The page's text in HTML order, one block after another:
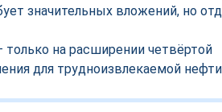
значительных вложений, но
на расширении четвёртой
для трудноизвлекаемой